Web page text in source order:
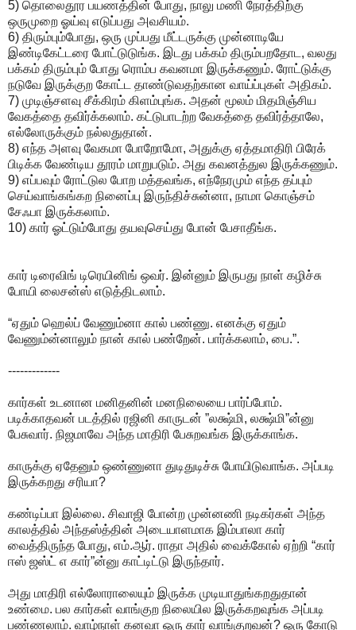
5) தொலைதூர பயணத்தின் போது, நாலு மணி நேரத்திற்கு
ஒருமுறை ஓய்வு எடுப்பது அவசியம்.
6) திரும்பும்போது, ஒரு முப்பது மீட்டருக்கு முன்னாடியே
இண்டிகேட்டரை போட்டுடுங்க. இடது பக்கம் திரும்பறதோட, வலது
பக்கம் திரும்பும் போது ரொம்ப கவனமா இருக்கணும். ரோட்டுக்கு
நடுவே இருக்குற கோட்ட தாண்டுவதற்கான வாய்ப்புகள் அதிகம்.
7) முடிஞ்சளவு சீக்கிரம் கிளம்புங்க. அதன் மூலம் மிதமிஞ்சிய
வேகத்தை தவிர்க்கலாம். கட்டுபாடற்ற வேகத்தை தவிர்த்தாலே,
எல்லோருக்கும் நல்லதுதான்.
8) எந்த அளவு வேகமா போறோமோ, அதுக்கு ஏத்தமாதிரி பிரேக்
பிடிக்க வேண்டிய தூரம் மாறுபடும். அது கவனத்துல இருக்கணும்.
9) எப்பவும் ரோட்டுல போற மத்தவங்க, எந்நேரமும் எந்த தப்பும்
செய்வாங்கங்கற நினைப்பு இருந்திச்சுன்னா, நாமா கொஞ்சம்
சேஃபா இருக்கலாம்.
10) கார் ஓட்டும்போது தயவுசெய்து போன் பேசாதீங்க.
கார் டிரைவிங் டிரெயினிங் ஒவர். இன்னும் இருபது நாள் கழிச்சு
போயி லைசன்ஸ் எடுத்திடலாம்.
“ஏதும் ஹெல்ப் வேணும்னா கால் பண்ணு. எனக்கு ஏதும்
வேணும்ன்னாலும் நான் கால் பண்றேன். பார்க்கலாம், பை.”.
-------------
கார்கள் உடனான மனிதனின் மனநிலையை பார்ப்போம்.
படிக்காதவன் படத்தில் ரஜினி காருடன் ”ல‌க்ஷ்மி, ல‌க்ஷ்மி”ன்னு
பேசுவார். நிஜமாவே அந்த மாதிரி பேசுறவங்க இருக்காங்க.
காருக்கு ஏதேனும் ஒண்ணுனா துடிதுடிச்சு போயிடுவாங்க. அப்படி
இருக்கறது சரியா?
கண்டிப்பா இல்லை. சிவாஜி போன்ற முன்னணி நடிகர்கள் அந்த
காலத்தில் அந்தஸ்த்தின் அடையாளமாக இம்பாலா கார்
வைத்திருந்த போது, எம்.ஆர். ராதா அதில் வைக்கோல் ஏற்றி “கார்
ஈஸ் ஜஸ்ட் எ கார்”ன்னு காட்டிட்டு இருந்தார்.
அது மாதிரி எல்லோராலையும் இருக்க முடியாதுங்கறதுதான்
உண்மை. பல கார்கள் வாங்குற நிலையில இருக்கறவுங்க அப்படி
பண்ணலாம். வாழ்நாள் கனவா ஒரு கார் வாங்குறவன்? ஒரு கோடு